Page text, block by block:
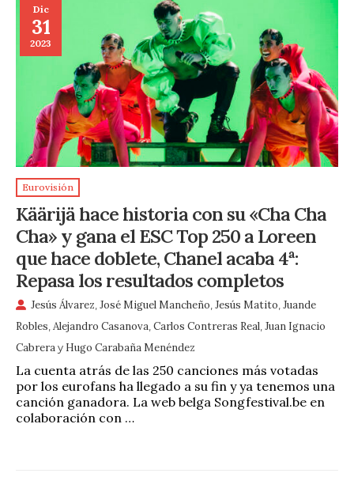
Dic
31
2023
Eurovisión
Käärijä hace historia con su «Cha Cha
Cha» y gana el ESC Top 250 a Loreen
que hace doblete, Chanel acaba 4ª:
Repasa los resultados completos
Jesús Álvarez,José Miguel Mancheño,Jesús Matito,Juande
Robles,Alejandro Casanova,Carlos Contreras Real,Juan Ignacio
Cabreray Hugo Carabaña Menéndez
La cuenta atrás de las 250 canciones más votadas
por los eurofans ha llegado a su fin y ya tenemos una
canción ganadora. La web belga Songfestival.be en
colaboración con …